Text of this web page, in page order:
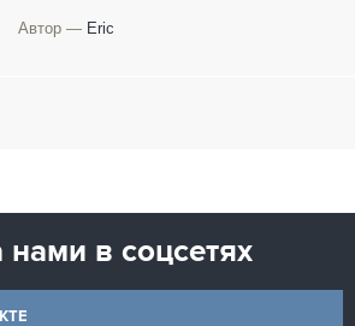
Автор — Eric
нами в соцсетях